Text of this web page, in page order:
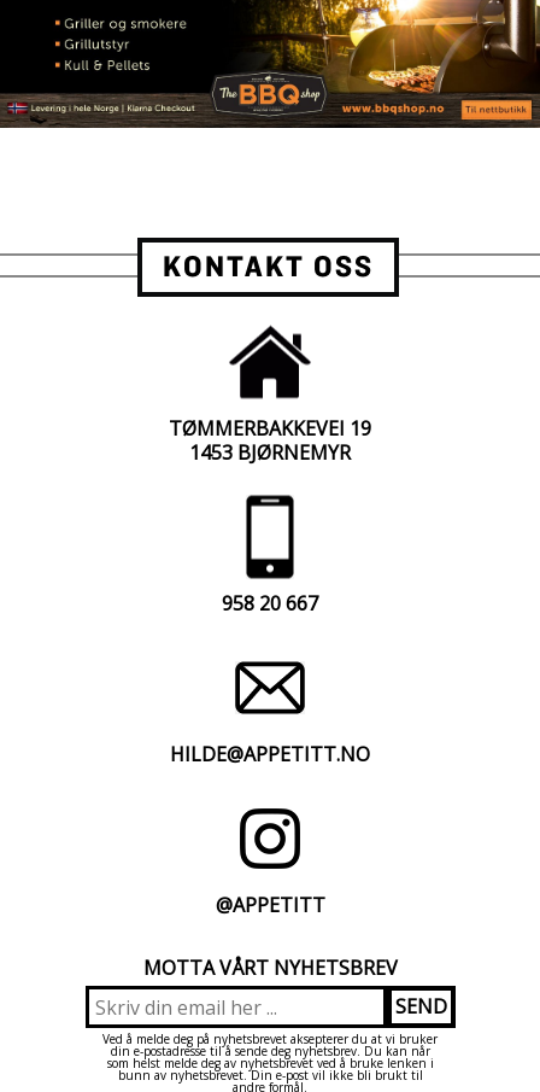
KONTAKT OSS
TØMMERBAKKEVEI 19
1453 BJØRNEMYR
958 20 667
HILDE@APPETITT.NO
@APPETITT
MOTTA VÅRT NYHETSBREV
Ved å melde deg på nyhetsbrevet aksepterer du at vi bruker
din e-postadresse til å sende deg nyhetsbrev. Du kan når
som helst melde deg av nyhetsbrevet ved å bruke lenken i
bunn av nyhetsbrevet. Din e-post vil ikke bli brukt til
andre formål.